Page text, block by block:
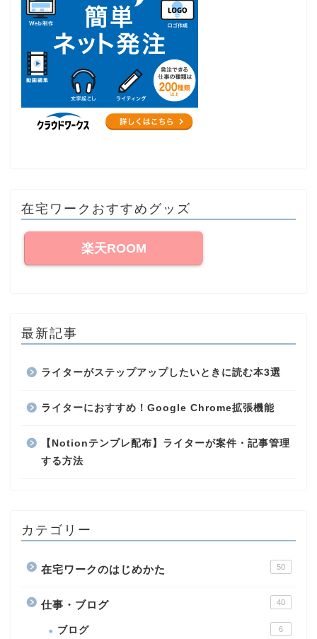
在宅ワークおすすめグッズ
楽天ROOM
最新記事
ライターがステップアップしたいときに読む本3選
ライターにおすすめ！Google Chrome拡張機能
【Notionテンプレ配布】ライターが案件・記事管理
する方法
カテゴリー
在宅ワークのはじめかた 50
仕事・ブログ 40
ブログ 6